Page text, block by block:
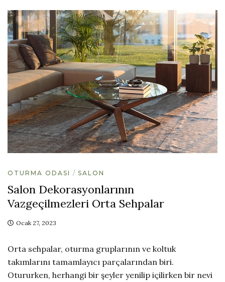
OTURMA ODASI SALON
Salon Dekorasyonlarının
Vazgeçilmezleri Orta Sehpalar
Ocak 27, 2023
Orta sehpalar, oturma gruplarının ve koltuk
takımlarını tamamlayıcı parçalarından biri.
Otururken, herhangi bir şeyler yenilip içilirken bir nevi